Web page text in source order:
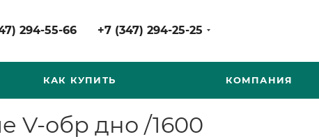
294-55-66 +7 (347) 294-25-25
КАК КУПИТЬ КОМПАНИЯ
V-обр дно /1600